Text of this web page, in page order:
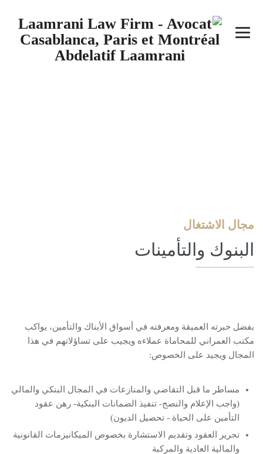
مجال الاشتغال
البنوك والتأمينات
بفضل خبرته العميقة ومعرفته في أسواق الأبناك والتأمين، يواكب
مكتب العمراني للمحاماة عملاءه ويجيب على تساؤلاتهم في هذا
المجال ويجيد على الخصوص:
مساطر ما قبل التقاضي والمنازعات في المجال البنكي والمالي
(واجب الإعلام والنصح- تنفيذ الضمانات البنكية- رهن عقود
التأمين على الحياة - تحصيل الديون)
تحرير العقود وتقديم الاستشارة بخصوص الميكانيزمات القانونية
والمالية العادية والمركبة